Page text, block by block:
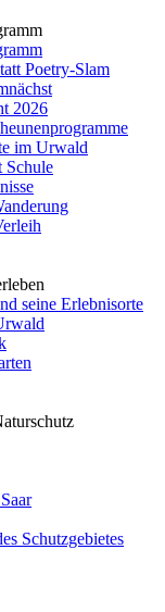
Poetry-Slam
2026
im Urwald
Schule
seine Erlebnisorte
Schutzgebietes